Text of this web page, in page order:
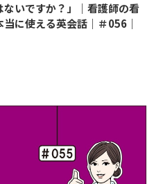
ないですか？」｜看護師の看
に使える英会話｜＃056｜